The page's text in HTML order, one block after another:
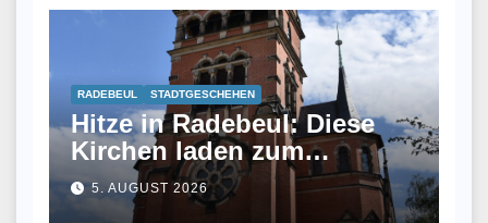
RADEBEUL STADTGESCHEHEN
Hitze in Radebeul: Diese
Kirchen laden zum
Abkühlen ein
5. AUGUST 2026